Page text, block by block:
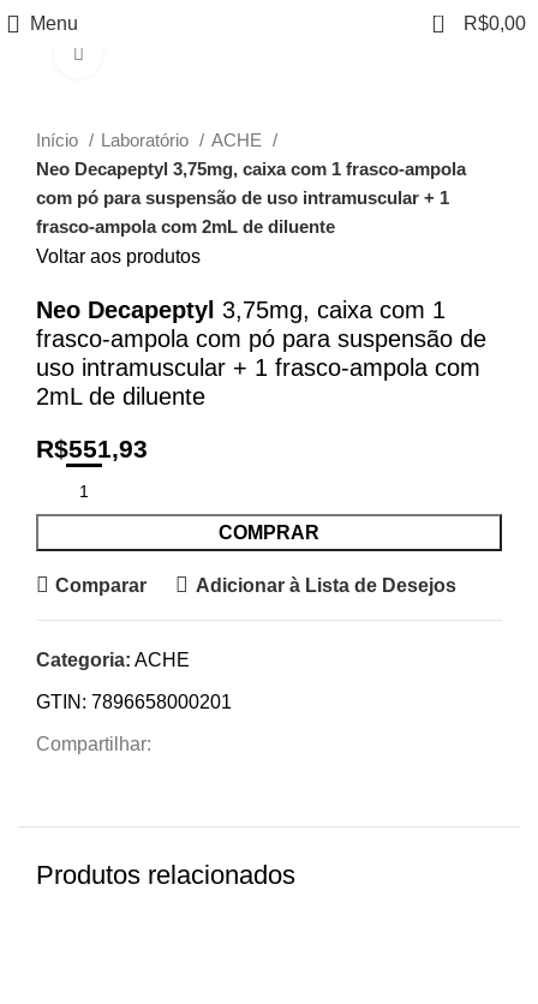
Menu 0 R$0,00
Início Laboratório
ACHE
Neo Decapeptyl 3,75mg, caixa com 1 frasco-ampola
com pó para suspensão de uso intramuscular + 1
frasco-ampola com 2mL de diluente
Voltar aos produtos
Neo Decapeptyl 3,75mg, caixa com 1
frasco-ampola com pó para suspensão de
uso intramuscular + 1 frasco-ampola com
2mL de diluente
R$551,93
COMPRAR
Comparar Adicionar à Lista de Desejos
Categoria: ACHE
GTIN: 7896658000201
Compartilhar:
Produtos relacionados